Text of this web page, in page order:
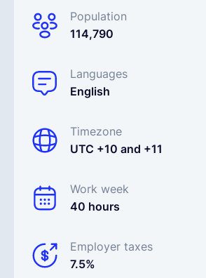
Population
114,790
Languages
English
Timezone
UTC +10 and +11
Work week
40 hours
Employer taxes
7.5%
Contractor